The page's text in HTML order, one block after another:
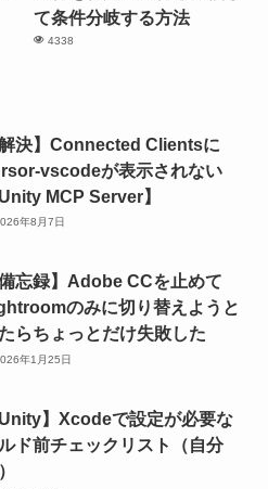
て条件分岐する方法
4338
解決】Connected Clientsに
vscodeが表示されない
Unity MCP Server】
年8月7日
備忘録】Adobe CCを止めて
のみに切り替えようと
らちょっとだけ失敗した
年1月25日
Unity】Xcodeで設定が必要な
ド前チェックリスト（自分